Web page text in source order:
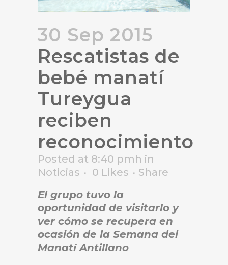
30 Sep 2015
Rescatistas de
bebé manatí
Tureygua
reciben
reconocimiento
Posted at 8:40 pmh in
Noticias
0 Likes
Share
El grupo tuvo la
oportunidad de visitarlo y
ver cómo se recupera en
ocasión de la Semana del
Manatí Antillano